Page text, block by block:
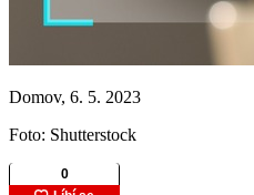
Domov, 6. 5. 2023
Foto: Shutterstock